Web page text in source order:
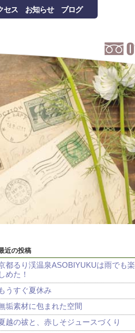
セス お知らせ ブログ
近の投稿
都るり渓温泉ASOBIYUKUは雨でも楽
めた！
うすぐ夏休み
垢素材に包まれた空間
越の祓と、赤しそジュースづくり